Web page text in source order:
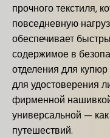
прочного текстиля,
повседневную
обеспечивает
содержимое в
отделения для
для удостоверения
фирменной
универсальной —
путешествий.